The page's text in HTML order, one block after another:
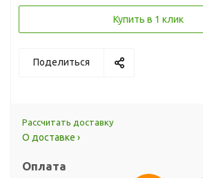
Купить в 1 клик
Поделиться
Рассчитать доставку
О доставке ›
Оплата